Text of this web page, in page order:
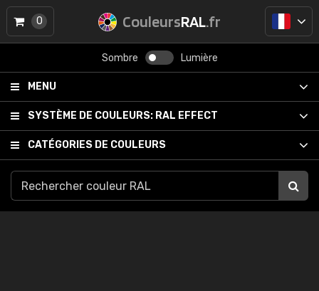
CouleursRAL.fr
Sombre Lumière
MENU
SYSTÈME DE COULEURS: RAL EFFECT
CATÉGORIES DE COULEURS
0